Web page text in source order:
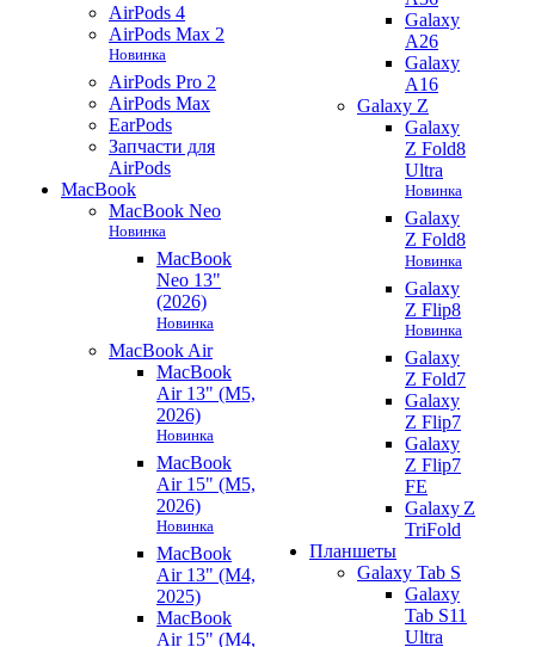
AirPods 4
AirPods Max 2
Новинка
AirPods Pro 2
AirPods Max
EarPods
Запчасти для
AirPods
MacBook
MacBook Neo
Новинка
MacBook
Neo 13"
(2026)
Новинка
MacBook Air
MacBook
Air 13" (M5,
2026)
Новинка
MacBook
Air 15" (M5,
2026)
Новинка
MacBook
Air 13" (M4,
2025)
MacBook
Air 15" (M4,
Galaxy
A26
Galaxy
A16
Galaxy Z
Galaxy
Z Fold8
Ultra
Новинка
Galaxy
Z Fold8
Новинка
Galaxy
Z Flip8
Новинка
Galaxy
Z Fold7
Galaxy
Z Flip7
Galaxy
Z Flip7
FE
Galaxy Z
TriFold
Планшеты
Galaxy Tab S
Galaxy
Tab S11
Ultra